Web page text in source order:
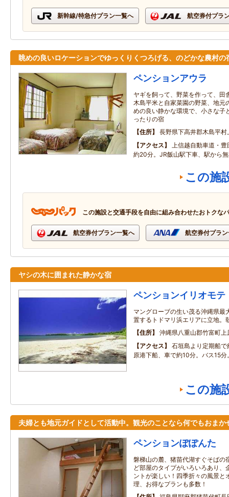
新幹線/特急付プラン一覧へ 航空券付プラ
眺めの良いロケーションでゆっくりくつろげる、のどかな農村の
ペンションアウラ
ヤギを飼って、野菜を作って、田
木島平米と自家菜園の野菜、地元
めの良い静かな環境で、小さな子
ったりの宿
住所
長野県下高井郡木島平
アクセス
上信越自動車道・
約20分。JR飯山駅下車、駅から
この施
この施設と交通手段を自由に組み合わせたおトクな
航空券付プラン一覧へ 航空券付プラ
ヤシの木に囲まれた静かな宿
ペンションイリオモテ
マングローブの生い茂る沖縄県最
置するトドマリ浜エリアに立地。
住所
沖縄県八重山郡竹富町上
アクセス
石垣島より定期船
原港下船、車で約10分。バス15分
この施
夫婦とも地元ガイドとして活動中。観光のことなら何でもおまか
ペンションぽぽんた
磐梯山の麓、猪苗代湖すぐそばの
ど部屋のタイプがいろいろあり、
ントが楽しい！四季折々の風景と
理、お得なプランも多数！